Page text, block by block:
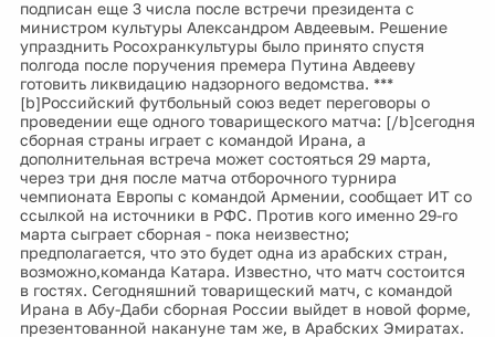
подписан еще 3 числа после встречи президента с
министром культуры Александром Авдеевым. Решение
упразднить Росохранкультуры было принято спустя
полгода после поручения премера Путина Авдееву
готовить ликвидацию надзорного ведомства. ***
[b]Российский футбольный союз ведет переговоры о
проведении еще одного товарищеского матча: [/b]сегодня
сборная страны играет с командой Ирана, а
дополнительная встреча может состояться 29 марта,
через три дня после матча отборочного турнира
чемпионата Европы с командой Армении, сообщает ИТ со
ссылкой на источники в РФС. Против кого именно 29-го
марта сыграет сборная - пока неизвестно;
предполагается, что это будет одна из арабских стран,
возможно,команда Катара. Известно, что матч состоится
в гостях. Сегодняшний товарищеский матч, с командой
Ирана в Абу-Даби сборная России выйдет в новой форме,
презентованной накануне там же, в Арабских Эмиратах.